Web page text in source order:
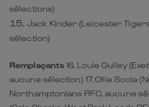
sélections)
Jack Kinder (Leicester
sélection)
Remplaçants16. Louie Gulley
aucune sélection) 17. Ollie Scola
Northamptonians RFC, aucune